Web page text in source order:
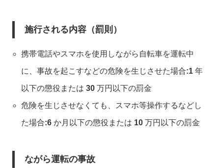
施行される内容（罰則）
携帯電話やスマホを使用しながら自転車を運転中
に、事故を起こすなどの危険を生じさせた場合:1 年
以下の懲役または 30 万円以下の罰金
危険を生じさせなくても、 スマホ等操作するなどし
た場合:6 か月以下の懲役または 10 万円以下の罰金
ながら運転の事故